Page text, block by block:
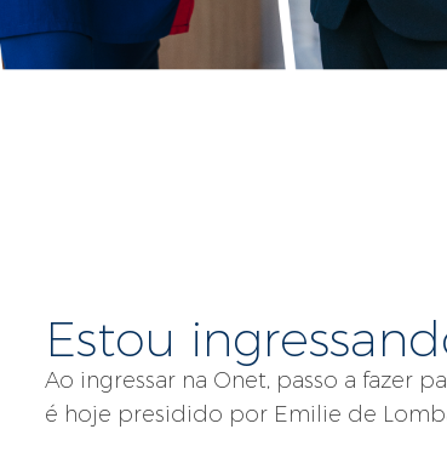
Estou
Ao ingressar na Onet, passo a fazer
é hoje presidido por Emilie de